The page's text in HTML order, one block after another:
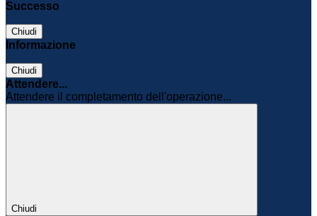
Successo
Chiudi
Informazione
Chiudi
Attendere...
Attendere il completamento dell'operazione...
Chiudi